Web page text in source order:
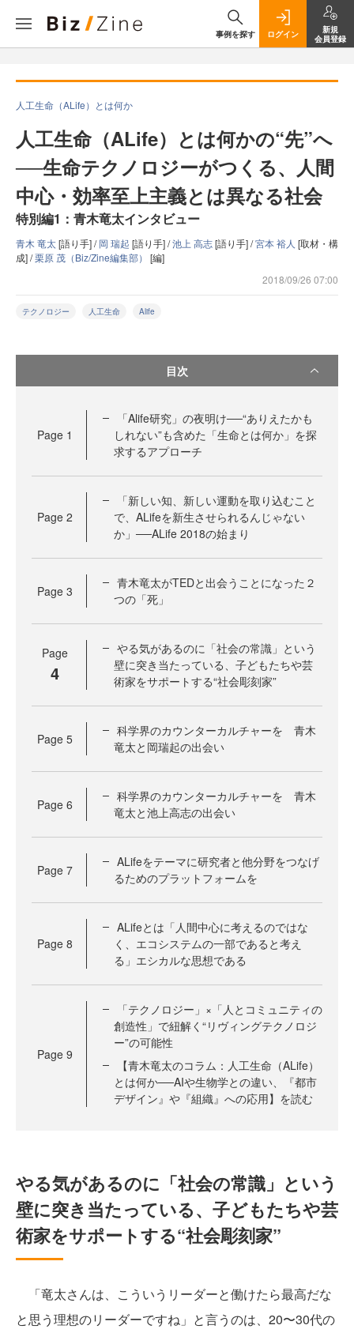
事例を探す ログイン
新規
会員登録
人工生命（ALife）とは何か
人工生命（ALife）とは何かの“先”へ
──生命テクノロジーがつくる、人間
中心・効率至上主義とは異なる社会
特別編1：青木竜太インタビュー
青木 竜太[語り手] /岡 瑞起 [語り手] /池上 高志[語り手] /宮本 裕人 [取材・構
成] /栗原 茂（Biz/Zine編集部） [編]
2018/09/26 07:00
テクノロジー 人工生命 Alife
目次
Page 1
「Alife研究」の夜明け──“ありえたかも
しれない”も含めた「生命とは何か」を探
求するアプローチ
Page 2
「新しい知、新しい運動を取り込むこと
で、ALifeを新生させられるんじゃない
か」──ALife 2018の始まり
Page 3
青木竜太がTEDと出会うことになった２
つの「死」
Page
4
やる気があるのに「社会の常識」という
壁に突き当たっている、子どもたちや芸
術家をサポートする“社会彫刻家”
Page 5
科学界のカウンターカルチャーを 青木
竜太と岡瑞起の出会い
Page 6
科学界のカウンターカルチャーを 青木
竜太と池上高志の出会い
Page 7
ALifeをテーマに研究者と他分野をつなげ
るためのプラットフォームを
Page 8
ALifeとは「人間中心に考えるのではな
く、エコシステムの一部であると考え
る」エシカルな思想である
Page 9
「テクノロジー」×「人とコミュニティの
創造性」で紐解く“リヴィングテクノロジ
ー”の可能性
【青木竜太のコラム：人工生命（ALife）
とは何か──AIや生物学との違い、『都市
デザイン』や『組織』への応用】を読む
やる気があるのに「社会の常識」という
壁に突き当たっている、子どもたちや芸
術家をサポートする“社会彫刻家”
「竜太さんは、こういうリーダーと働けたら最高だな
と思う理想のリーダーですね」と言うのは、20〜30代の